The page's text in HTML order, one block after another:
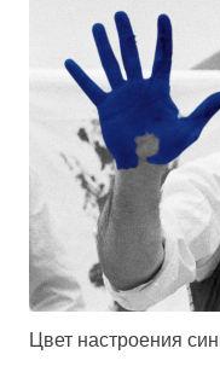
Цвет настроения